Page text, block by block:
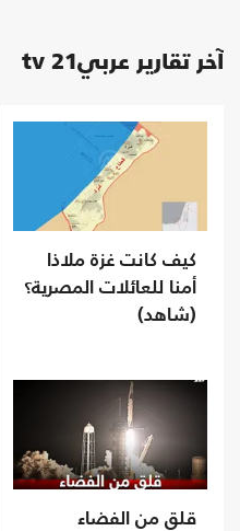
آخر تقارير عربي21 tv
كيف كانت غزة ملاذا
أمنا للعائلات المصرية؟
(شاهد)
قلق من الفضاء